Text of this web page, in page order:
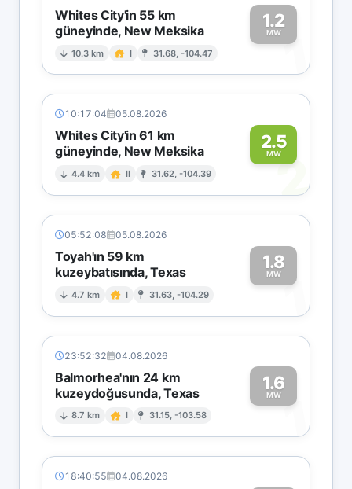
Whites City'in 55 km
güneyinde, New Meksika
10.3 km I 31.68, -104.47
1.2
MW1
10:17:04 05.08.2026
Whites City'in 61 km
güneyinde, New Meksika
4.4 km II 31.62, -104.39
2.5
MW2
05:52:08 05.08.2026
Toyah'ın 59 km
kuzeybatısında, Texas
4.7 km I 31.63, -104.29
1.8
MW1
23:52:32 04.08.2026
Balmorhea'nın 24 km
kuzeydoğusunda, Texas
8.7 km I 31.15, -103.58
1.6
MW1
18:40:55 04.08.2026